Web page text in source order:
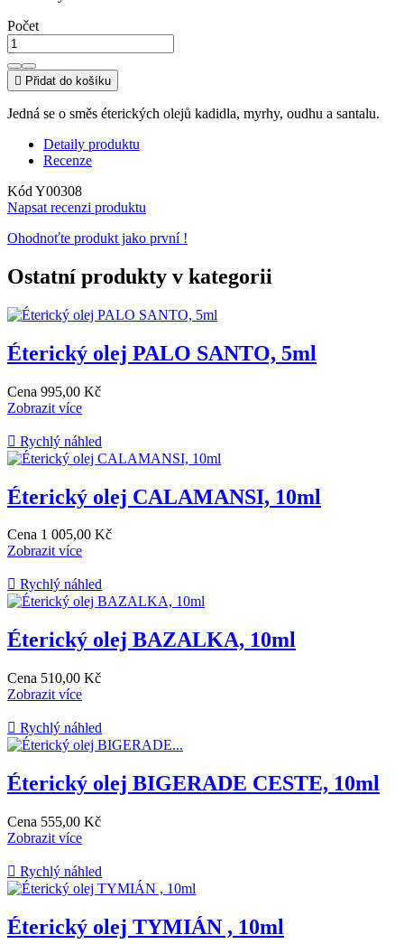
Počet
 Přidat do košíku
Jedná se o směs éterických olejů kadidla, myrhy, oudhu a santalu.
Detaily produktu
Recenze
Kód Y00308
Napsat recenzi produktu
Ohodnoťte produkt jako první !
Ostatní produkty v kategorii
Éterický olej PALO SANTO, 5ml
Cena 995,00 Kč
Zobrazit více
 Rychlý náhled
Éterický olej CALAMANSI, 10ml
Cena 1 005,00 Kč
Zobrazit více
 Rychlý náhled
Éterický olej BAZALKA, 10ml
Cena 510,00 Kč
Zobrazit více
 Rychlý náhled
Éterický olej BIGERADE CESTE, 10ml
Cena 555,00 Kč
Zobrazit více
 Rychlý náhled
Éterický olej TYMIÁN , 10ml